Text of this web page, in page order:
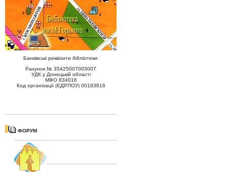
Банківські реквізити бібліотеки:
Рахунок № 35425007003007
УДК у Донецькій області
МФО 834016
Код організації (ЄДРПОУ) 00183816
ФОРУМ